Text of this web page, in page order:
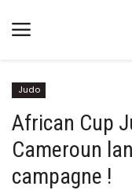
Home
Contact
Judo
African Cup
Cameroun
campagne !